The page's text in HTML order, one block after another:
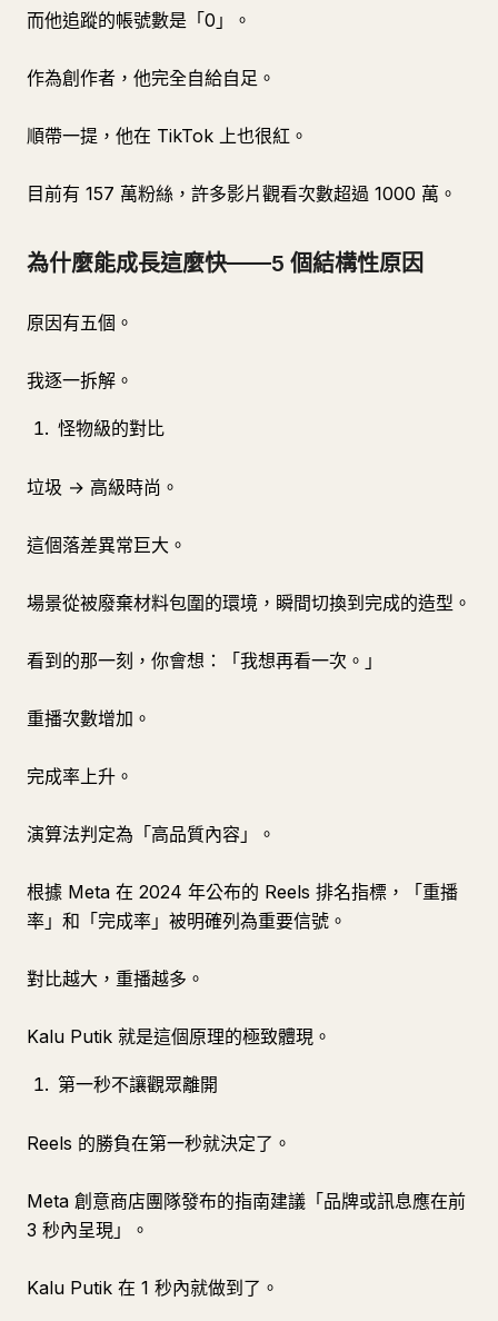
而他追蹤的帳號數是「0」。
作為創作者，他完全自給自足。
順帶一提，他在 TikTok 上也很紅。
目前有 157 萬粉絲，許多影片觀看次數超過 1000 萬。
為什麼能成長這麼快——5 個結構性原因
原因有五個。
我逐一拆解。
怪物級的對比
垃圾 → 高級時尚。
這個落差異常巨大。
場景從被廢棄材料包圍的環境，瞬間切換到完成的造型。
看到的那一刻，你會想：「我想再看一次。」
重播次數增加。
完成率上升。
演算法判定為「高品質內容」。
根據 Meta 在 2024 年公布的 Reels 排名指標，「重播
率」和「完成率」被明確列為重要信號。
對比越大，重播越多。
Kalu Putik 就是這個原理的極致體現。
第一秒不讓觀眾離開
Reels 的勝負在第一秒就決定了。
Meta 創意商店團隊發布的指南建議「品牌或訊息應在前
3 秒內呈現」。
Kalu Putik 在 1 秒內就做到了。